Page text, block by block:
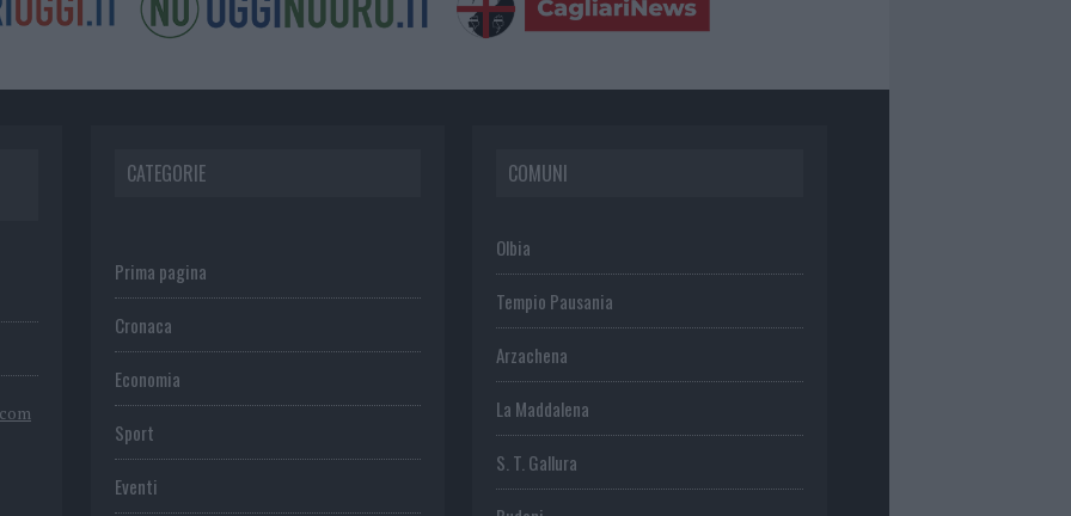
CATEGORIE
Prima pagina
Cronaca
Economia
Sport
Eventi
COMUNI
Olbia
Tempio Pausania
Arzachena
La Maddalena
S. T. Gallura